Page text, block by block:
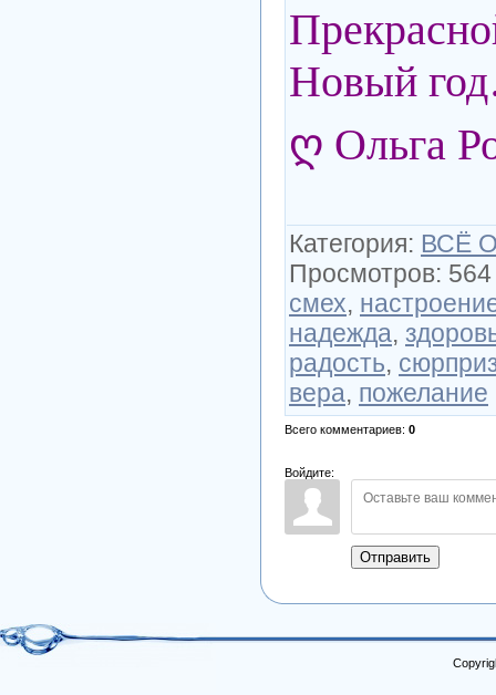
Новый
ღ Ольга
Категория: ВСЁ
Просмотров: 564
смех,
надежда,
радость,
вера, пожелание
Всего комментариев: 0
Войдите:
Отправить